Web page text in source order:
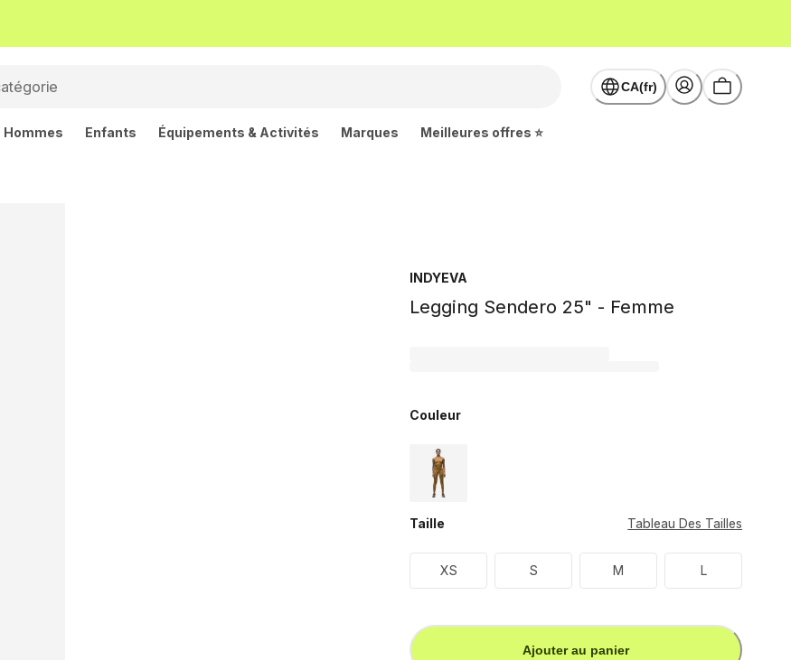
CA(fr)
Hommes Enfants Équipements & Activités Marques Meilleures offres ⭐
INDYEVA
Legging Sendero 25" - Femme
Couleur
Taille Tableau Des Tailles
XS S M L
Ajouter au panier